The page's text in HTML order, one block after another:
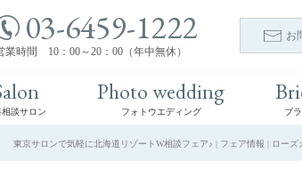
03-6459-1222
業時間 10：00～20：00（年中無休）
お
談サロン
Photo wedding
フォトウエディング ブ
東京サロンで気軽に北海道リゾートW相談フェア♪ | フェア情報 | ロー